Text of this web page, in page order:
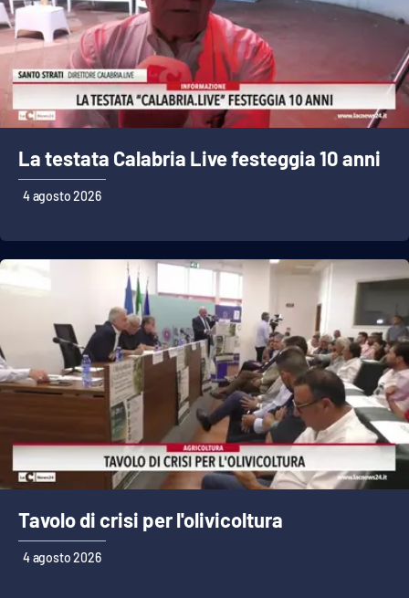
La testata Calabria Live festeggia 10 anni
4 agosto 2026
Tavolo di crisi per l'olivicoltura
4 agosto 2026